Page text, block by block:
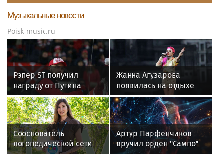
Музыкальные новости
Poisk-music.ru
Рэпер ST получил
награду от Путина
Жанна Агузарова
появилась на отдыхе
с 22-летним
фотографом
Сооснователь
логопедической сети
«Разноцветные
Артур Парфенчиков
вручил орден "Сампо"
семье Бориса Одлиса